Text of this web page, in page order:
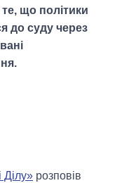
що політики
до суду через
Ділу» розповів